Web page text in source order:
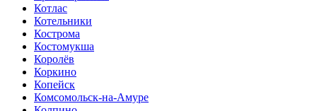
Котлас
Котельники
Кострома
Костомукша
Королёв
Коркино
Копейск
Комсомольск-на-Амуре